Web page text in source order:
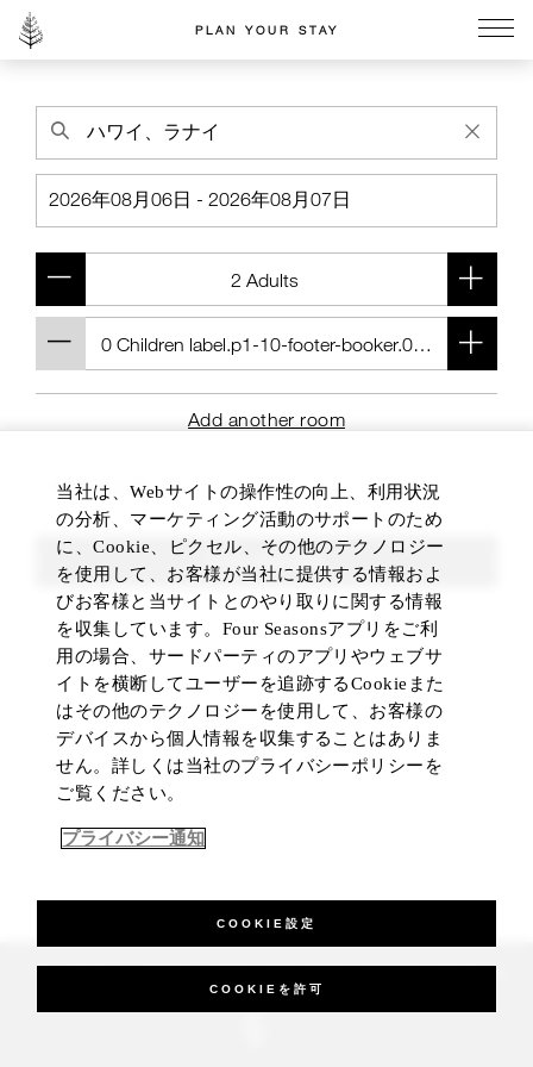
PLAN YOUR STAY
Add another room
FIND ROOMS
_Four Seasons Hotels Limited 1997-2026. All Rights Reserved.
当社は、Webサイトの操作性の向上、利用状況
の分析、マーケティング活動のサポートのため
に、Cookie、ピクセル、その他のテクノロジー
を使用して、お客様が当社に提供する情報およ
びお客様と当サイトとのやり取りに関する情報
を収集しています。Four Seasonsアプリをご利
用の場合、サードパーティのアプリやウェブサ
イトを横断してユーザーを追跡するCookieまた
はその他のテクノロジーを使用して、お客様の
デバイスから個人情報を収集することはありま
せん。詳しくは当社のプライバシーポリシーを
ご覧ください。
プライバシー通知
COOKIE設定
COOKIEを許可